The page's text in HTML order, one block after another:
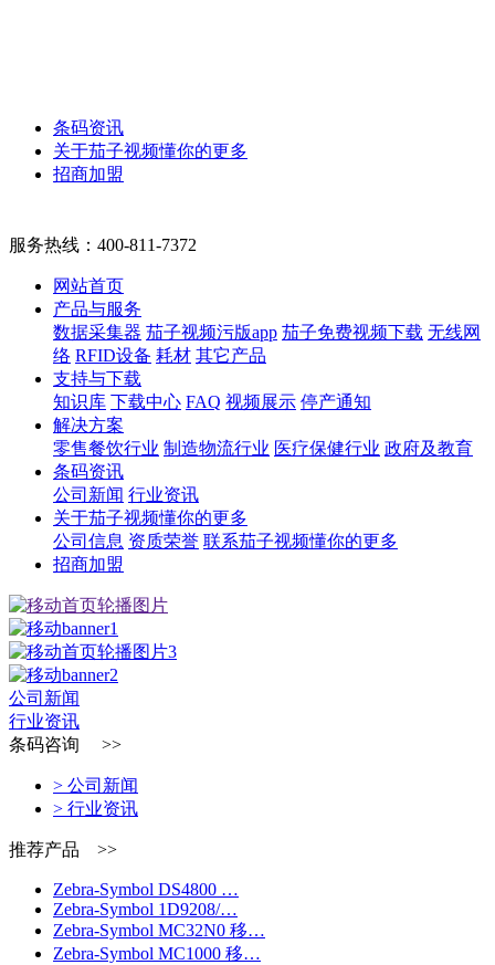
条码资讯
关于茄子视频懂你的更多
招商加盟
服务热线： 400-811-7372
网站首页
产品与服务
数据采集器 茄子视频污版app 茄子免费视频下载 无线网
络 RFID设备 耗材 其它产品
支持与下载
知识库 下载中心 FAQ 视频展示 停产通知
解决方案
零售餐饮行业 制造物流行业 医疗保健行业 政府及教育
条码资讯
公司新闻 行业资讯
关于茄子视频懂你的更多
公司信息 资质荣誉 联系茄子视频懂你的更多
招商加盟
公司新闻
行业资讯
条码咨询 >>
> 公司新闻
> 行业资讯
推荐产品 >>
Zebra-Symbol DS4800 …
Zebra-Symbol 1D9208/…
Zebra-Symbol MC32N0 移…
Zebra-Symbol MC1000 移…